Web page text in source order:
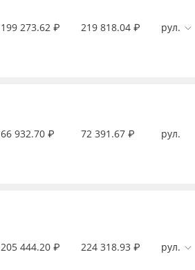
199 273.62 ₽ 219 818.04 ₽ рул.
66 932.70 ₽ 72 391.67 ₽ рул.
205 444.20 ₽ 224 318.93 ₽ рул.